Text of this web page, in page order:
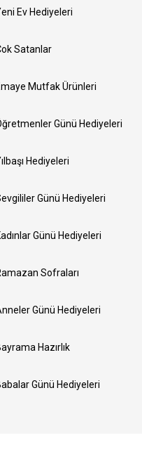
Ev Hediyeleri
Satanlar
Mutfak Ürünleri
Günü Hediyeleri
Hediyeleri
Günü Hediyeleri
Günü Hediyeleri
Sofraları
Günü Hediyeleri
Hazırlık
Günü Hediyeleri